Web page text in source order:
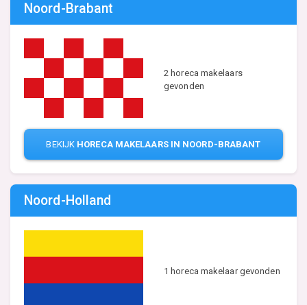
Noord-Brabant
2 horeca makelaars
gevonden
BEKIJK HORECA MAKELAARS IN NOORD-BRABANT
Noord-Holland
1 horeca makelaar gevonden